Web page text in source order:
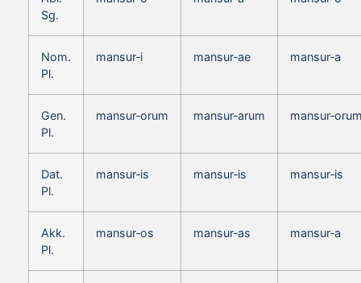
Sg.
Nom.
Pl.
mansur‑i mansur‑ae mansur‑a
Gen.
Pl.
mansur‑orum mansur‑arum
Dat.
Pl.
mansur‑is mansur‑is mansur‑is
Akk.
Pl.
mansur‑os mansur‑as mansur‑a